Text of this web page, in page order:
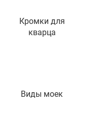
Кромки для
кварца
Виды моек